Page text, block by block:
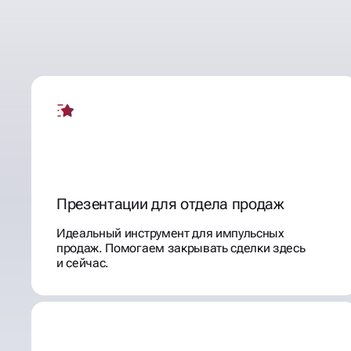
Презентации для отдела продаж
Идеальный инструмент для импульсных
продаж. Помогаем закрывать сделки здесь
и сейчас.